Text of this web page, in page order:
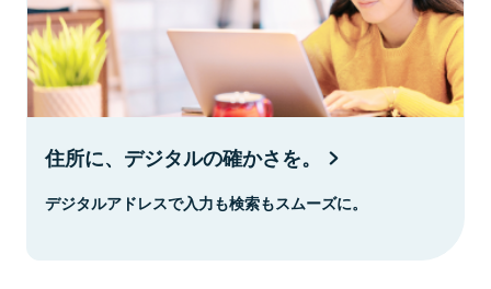
住所に、デジタルの確かさを。
デジタルアドレスで入力も検索もスムーズに。